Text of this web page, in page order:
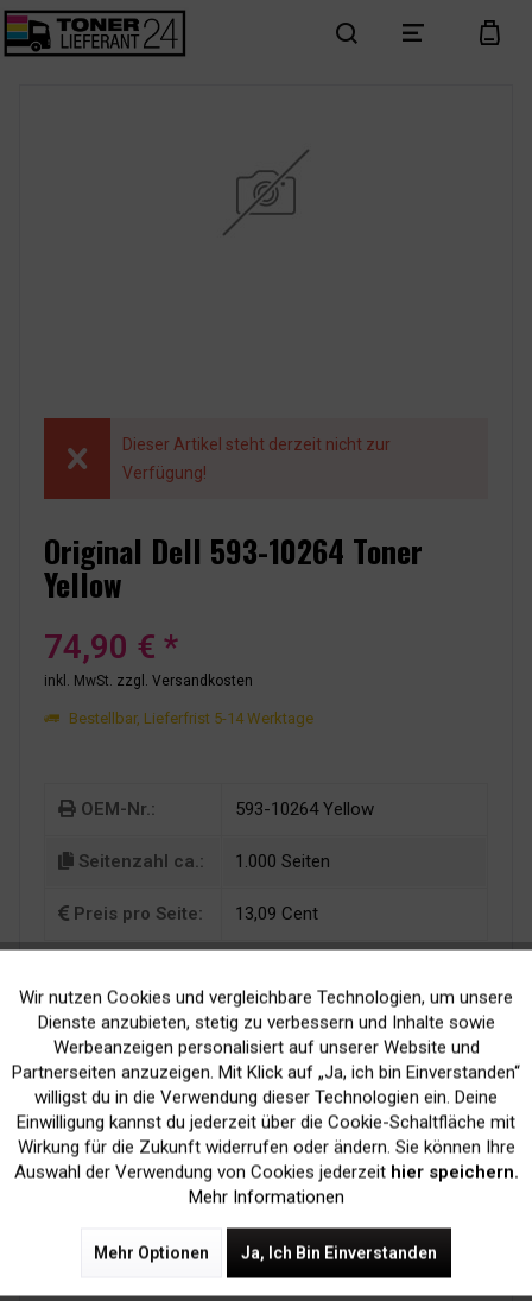
search menu cart
Dieser Artikel steht derzeit nicht zur
Verfügung!
Original Dell 593-10264 Toner
Yellow
74,90 € *
inkl. MwSt. zzgl. Versandkosten
Bestellbar, Lieferfrist 5-14 Werktage
OEM-Nr.: 593-10264 Yellow
Seitenzahl ca.: 1.000 Seiten
Preis pro Seite: 13,09 Cent
Kein Verlust der
Druckergarantie
Versand innerhalb von
24H*
Zubehör 13
Funktionale Aktiv
Marketing Inaktiv
Tracking Inaktiv
Wir nutzen Cookies und vergleichbare Technologien, um unsere
Dienste anzubieten, stetig zu verbessern und Inhalte sowie
Werbeanzeigen personalisiert auf unserer Website und
Partnerseiten anzuzeigen. Mit Klick auf „Ja, ich bin Einverstanden“
willigst du in die Verwendung dieser Technologien ein. Deine
Einwilligung kannst du jederzeit über die Cookie-Schaltfläche mit
Wirkung für die Zukunft widerrufen oder ändern. Sie können Ihre
Auswahl der Verwendung von Cookies jederzeit hier speichern.
Mehr Informationen
Mehr Optionen Ja, Ich Bin Einverstanden